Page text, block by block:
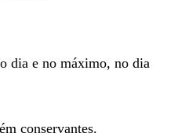
dia e no máximo, no dia
conservantes.